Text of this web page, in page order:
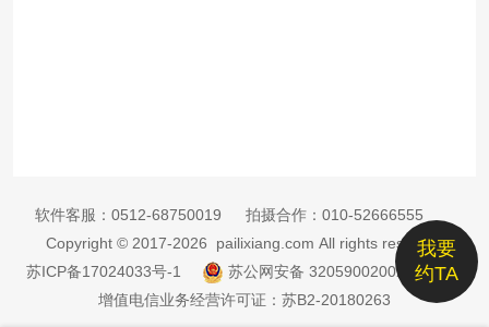
我要
约TA
软件客服： 0512-68750019 拍摄合作： 010-52666555
Copyright © 2017-2026 pailixiang.com All rights reserved
苏ICP备17024033号-1
苏公网安备 32059002002885号
增值电信业务经营许可证：苏B2-20180263